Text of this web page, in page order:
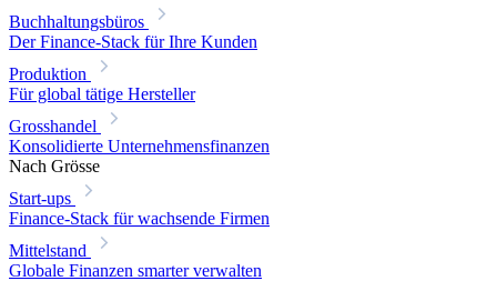
Buchhaltungsbüros
Der Finance-Stack für Ihre Kunden
Produktion
Für global tätige Hersteller
Grosshandel
Konsolidierte Unternehmensfinanzen
Nach Grösse
Start-ups
Finance-Stack für wachsende Firmen
Mittelstand
Globale Finanzen smarter verwalten